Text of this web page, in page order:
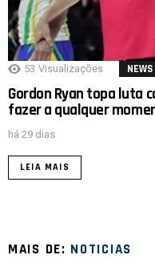
53 Visualizações NEWS
Gordon Ryan topa luta
fazer a qualquer
há 29 dias
LEIA MAIS
MAIS DE: NOTICIAS